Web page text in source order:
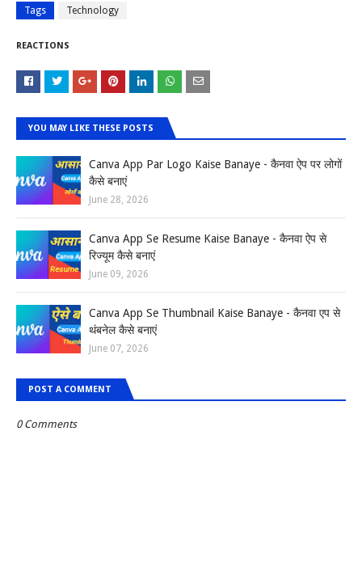
Tags Technology
REACTIONS
YOU MAY LIKE THESE POSTS
Canva App Par Logo Kaise Banaye - कैनवा ऐप पर लोगों
कैसे बनाएं
June 28, 2026
Canva App Se Resume Kaise Banaye - कैनवा ऐप से
रिज्यूम कैसे बनाएं
June 09, 2026
Canva App Se Thumbnail Kaise Banaye - कैनवा एप से
थंबनेल कैसे बनाएं
June 07, 2026
POST A COMMENT
0 Comments